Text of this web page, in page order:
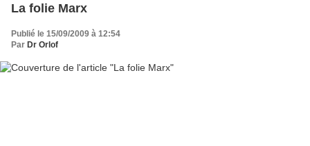
La folie Marx
Publié le 15/09/2009 à 12:54
Par Dr Orlof